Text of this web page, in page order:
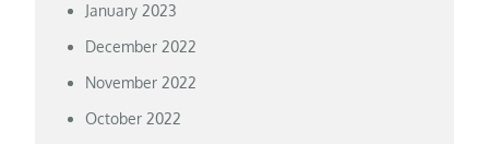
January 2023
December 2022
November 2022
October 2022